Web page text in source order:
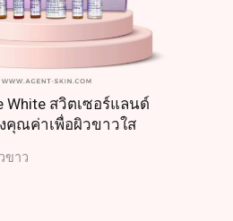
White สวิตเซอร์แลนด์
คุณค่าเพื่อผิวขาวใส
ขาว